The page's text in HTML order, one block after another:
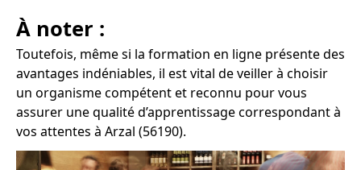
À noter :
Toutefois, même si la formation en ligne présente des
avantages indéniables, il est vital de veiller à choisir
un organisme compétent et reconnu pour vous
assurer une qualité d’apprentissage correspondant à
vos attentes à Arzal (56190).